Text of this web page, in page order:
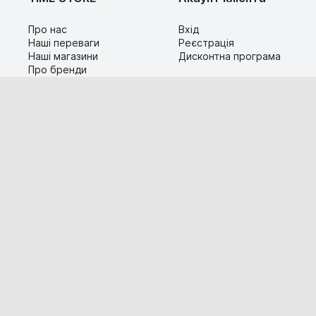
Про нас
Наші переваги
Наші магазини
Про бренди
Вхід
Реєстрація
Дисконтна програма